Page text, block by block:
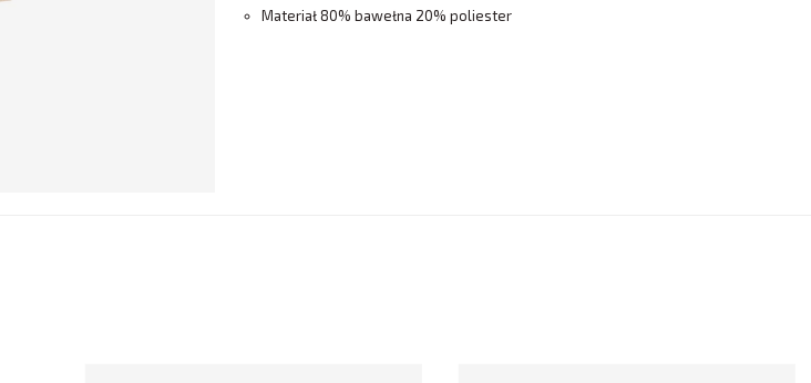
Materiał 80% bawełna 20% poliester